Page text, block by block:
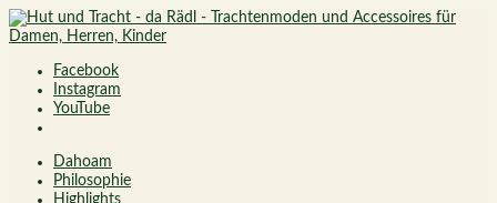
Facebook
Instagram
YouTube
Dahoam
Philosophie
Highlights